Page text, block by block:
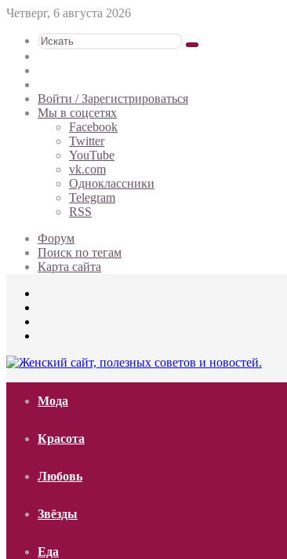
Четверг, 6 августа 2026
Искать
статья
Войти / Зарегистрироваться
Мы в соцсетях
Facebook
Twitter
YouTube
vk.com
Одноклассники
Telegram
RSS
Форум
Поиск по тегам
Карта сайта
Мода
Красота
Любовь
Звёзды
Еда